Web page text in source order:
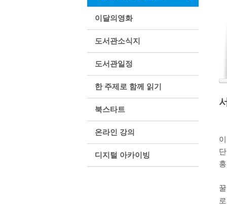
이달의영화
도서관소식지
도서관일정
한 주제로 함께 읽기
북스타트
온라인 강의
디지털 아카이빙